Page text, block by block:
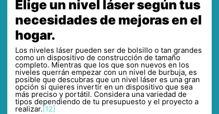
Elige un nivel láser según tus
necesidades de mejoras en el
hogar.
Los niveles láser pueden ser de bolsillo o tan grandes
como un dispositivo de construcción de tamaño
completo. Mientras que los que son nuevos en los
niveles querrán empezar con un nivel de burbuja, es
posible que descubras que un nivel láser es una gran
opción si quieres invertir en un dispositivo que sea
más preciso y portátil. Considera una variedad de
tipos dependiendo de tu presupuesto y el proyecto a
realizar.[12]